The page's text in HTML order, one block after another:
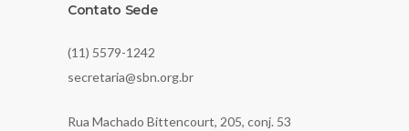
Contato Sede
(11) 5579-1242
secretaria@sbn.org.br
Rua Machado Bittencourt, 205, conj. 53